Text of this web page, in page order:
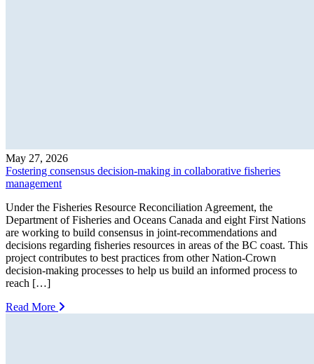
May 27, 2026
Fostering consensus decision-making in collaborative fisheries
management
Under the Fisheries Resource Reconciliation Agreement, the
Department of Fisheries and Oceans Canada and eight First Nations
are working to build consensus in joint-recommendations and
decisions regarding fisheries resources in areas of the BC coast. This
project contributes to best practices from other Nation-Crown
decision-making processes to help us build an informed process to
reach […]
Read More